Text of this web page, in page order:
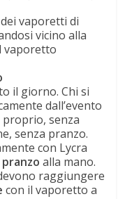
vaporetti di
vicino alla
vaporetto
il giorno. Chi si
dall’evento
senza
senza pranzo.
con Lycra
pranzoalla mano.
raggiungere
con il vaporetto a